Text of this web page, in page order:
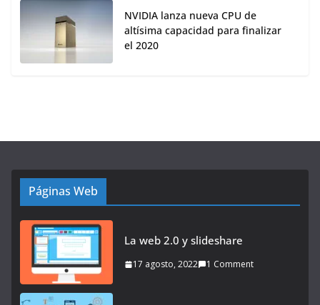
NVIDIA lanza nueva CPU de
altísima capacidad para finalizar
el 2020
Páginas Web
La web 2.0 y slideshare
17 agosto, 2022 1 Comment